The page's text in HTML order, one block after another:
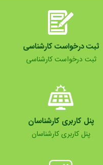
ثبت درخواست کارشناسی
ثبت درخواست کارشناسی
پنل کاربری کارشناسان
پنل کاربری کارشناسان